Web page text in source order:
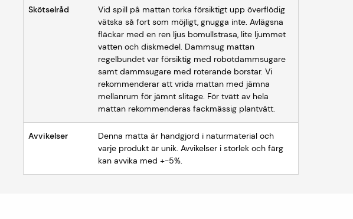
Skötselråd
Vid spill på mattan torka försiktigt upp överflödig
vätska så fort som möjligt, gnugga inte. Avlägsna
fläckar med en ren ljus bomullstrasa, lite ljummet
vatten och diskmedel. Dammsug mattan
regelbundet var försiktig med robotdammsugare
samt dammsugare med roterande borstar. Vi
rekommenderar att vrida mattan med jämna
mellanrum för jämnt slitage. För tvätt av hela
mattan rekommenderas fackmässig plantvätt.
Avvikelser
Denna matta är handgjord i naturmaterial och
varje produkt är unik. Avvikelser i storlek och färg
kan avvika med +-5%.